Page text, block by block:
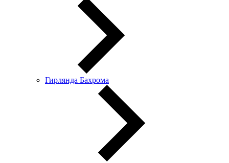
Гирлянда Бахрома